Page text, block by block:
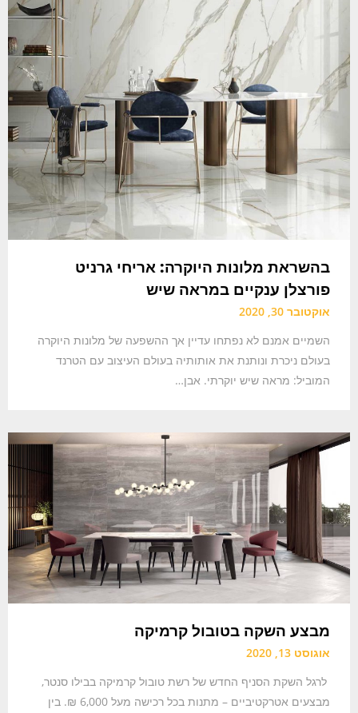
בהשראת מלונות היוקרה: אריחי גרניט
פורצלן ענקיים במראה שיש
אוקטובר 30, 2020
השמיים אמנם לא נפתחו עדיין אך ההשפעה של מלונות היוקרה
בעולם ניכרת ונותנת את אותותיה בעולם העיצוב עם הטרנד
המוביל: מראה שיש יוקרתי. אבן…
מבצע השקה בטובול קרמיקה
אוגוסט 13, 2020
לרגל השקת הסניף החדש של רשת טובול קרמיקה בבילו סנטר,
מבצעים אטרקטיביים – מתנות בכל רכישה מעל 6,000 ₪. בין